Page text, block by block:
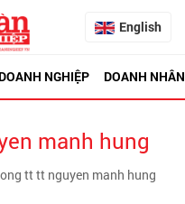
English
DOANH NGHIỆP DOANH NHÂN
manh hung
tt tt nguyen manh hung